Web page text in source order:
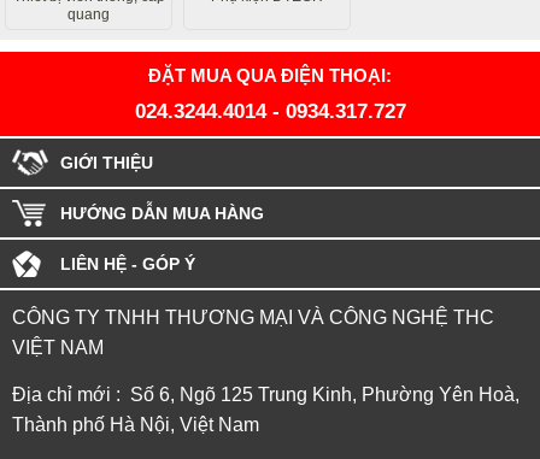
quang
ĐẶT MUA QUA ĐIỆN THOẠI:
024.3244.4014- 0934.317.727
GIỚI THIỆU
HƯỚNG DẪN MUA HÀNG
LIÊN HỆ - GÓP Ý
CÔNG TY TNHH THƯƠNG MẠI VÀ CÔNG NGHỆ THC
VIỆT NAM
Địa chỉ mới : Số 6, Ngõ 125 Trung Kinh, Phường Yên Hoà,
Thành phố Hà Nội, Việt Nam